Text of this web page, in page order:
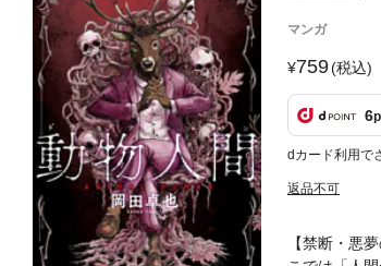
マンガ
759(税込)
6
dカード利用で
返品不可
【禁断・悪